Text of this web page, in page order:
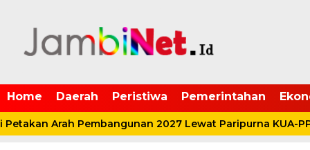
Home Daerah Peristiwa Pemerintahan
Arah Pembangunan 2027 Lewat Paripurna KUA-